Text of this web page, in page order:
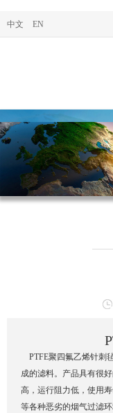
中文 EN
PTFE聚四氟乙烯针刺
成的滤料。产品具有很
高，运行阻力低，使用
等各种恶劣的烟气过滤环